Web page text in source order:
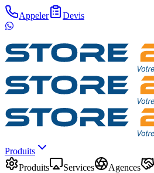
Appeler Devis
Produits
Produits
Services Agences